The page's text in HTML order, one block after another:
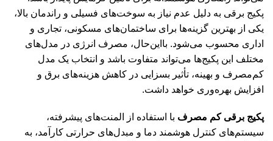
پکیج برقی به دلیل عدم نیاز به سوخت‌های فسیلی و راندمان بالا،
یکی از بهترین گزینه‌ها برای ساختمان‌های مسکونی، تجاری و
اداری محسوب می‌شود. بااین‌حال، مصرف انرژی در مدل‌های
مختلف این پکیج‌ها می‌تواند متفاوت باشد و انتخاب یک مدل
کم‌مصرف و بهینه، تأثیر بسزایی در کاهش هزینه‌های برق و
افزایش بهره‌وری خواهد داشت.
پکیج برقی کم مصرف با استفاده از المنت‌های پیشرفته،
سیستم‌های کنترل هوشمند دما و مبدل‌های حرارتی کارآمد، به